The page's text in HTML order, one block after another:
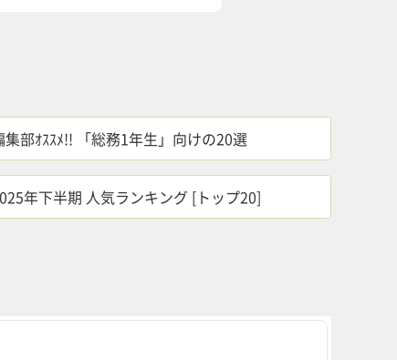
集部ｵｽｽﾒ!! 「総務1年生」向けの20選
年下半期 人気ランキング [トップ20]